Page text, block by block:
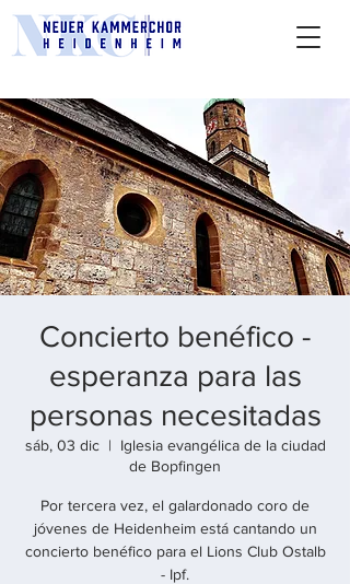
Concierto benéfico -
esperanza para las
personas necesitadas
sáb, 03 dic
  |
Iglesia evangélica de la ciudad
de Bopfingen
Por tercera vez, el galardonado coro de
jóvenes de Heidenheim está cantando un
concierto benéfico para el Lions Club Ostalb
- Ipf.